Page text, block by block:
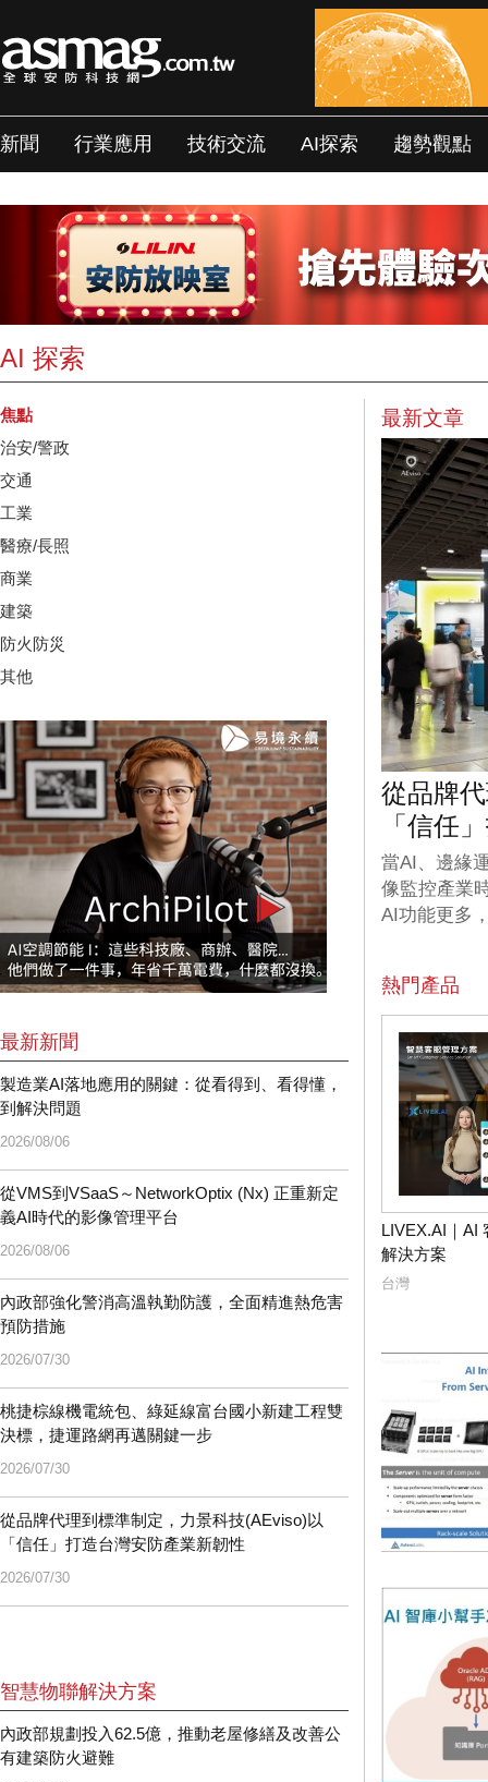
新聞 行業應用 技術交流 AI探索 趨勢觀點
AI 探索
焦點
治安/警政
交通
工業
醫療/長照
商業
建築
防火防災
其他
最新新聞
製造業AI落地應用的關鍵：從看得到、看得懂，
到解決問題
2026/08/06
從VMS到VSaaS～NetworkOptix (Nx) 正重新定
義AI時代的影像管理平台
2026/08/06
內政部強化警消高溫執勤防護，全面精進熱危害
預防措施
2026/07/30
桃捷棕線機電統包、綠延線富台國小新建工程雙
決標，捷運路網再邁關鍵一步
2026/07/30
從品牌代理到標準制定，力景科技(AEviso)以
「信任」打造台灣安防產業新韌性
2026/07/30
智慧物聯解決方案
內政部規劃投入62.5億，推動老屋修繕及改善公
有建築防火避難
最新文章
從品牌
「信任
當AI、邊緣
像監控產業
AI功能更多
熱門產品
LIVEX.AI｜AI
解決方案
台灣